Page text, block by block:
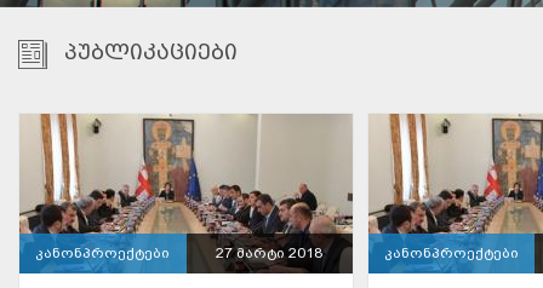
ᲞᲣᲑᲚᲘᲙᲐᲪᲘᲔᲑᲘ
კანონპროექტები 27 მარტი 2018 კანონპროექტები